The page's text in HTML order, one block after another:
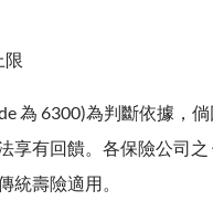
限
為 6300)為判斷依據，
享有回饋。各保險公司之
統壽險適用。